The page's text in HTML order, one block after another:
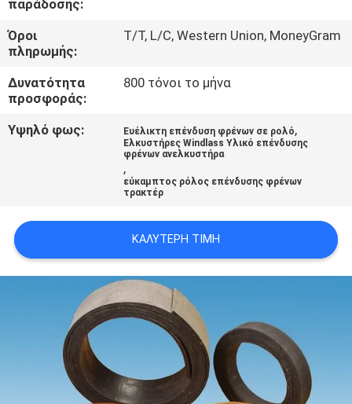
ΈΝΑ
ΑΠΌΣΠΑΣΜΑ
SITEMAP
παράδοσης:
Όροι
πληρωμής:
T/T, L/C, Western Union, MoneyGram
Δυνατότητα
προσφοράς:
800 τόνοι το μήνα
Υψηλό φως: Ευέλικτη επένδυση φρένων σε ρολό,
Ελκυστήρες Windlass Υλικό επένδυσης
φρένων ανελκυστήρα
,
εύκαμπτος ρόλος επένδυσης φρένων
τρακτέρ
ΚΑΛΎΤΕΡΗ ΤΙΜΉ